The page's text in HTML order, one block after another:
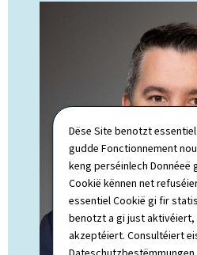
Dëse Site benotzt
gudde Fonctionnement
keng perséinlech Donnéeë
Cookië kënnen net
essentiel Cookië gi fir
benotzt a gi just aktivéiert,
akzeptéiert. Consultéiert